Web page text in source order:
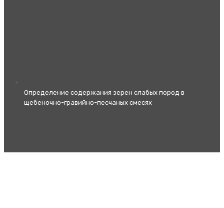
Определение содержания зерен слабых пород в
щебеночно-гравийно-песчаных смесях